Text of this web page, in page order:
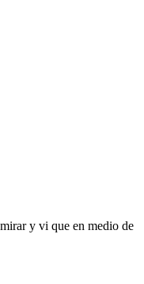
y vi que en medio de